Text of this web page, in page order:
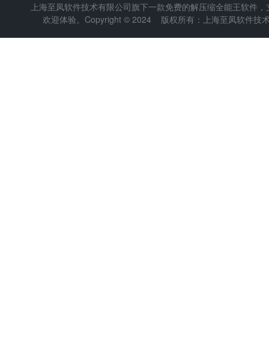
上海至凤软件技术有限公司旗下一款免费的解压缩全能王软件
欢迎体验。Copyright © 2024 版权所有：上海至凤软件技